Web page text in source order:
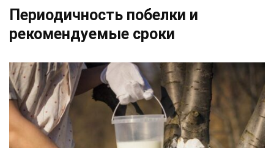
Периодичность побелки и
рекомендуемые сроки